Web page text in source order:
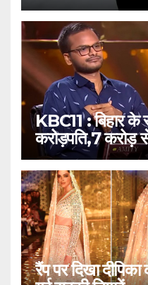
KBC11 : बिहार
करोड़पति,7 करोड़
रैंप पर दिखा